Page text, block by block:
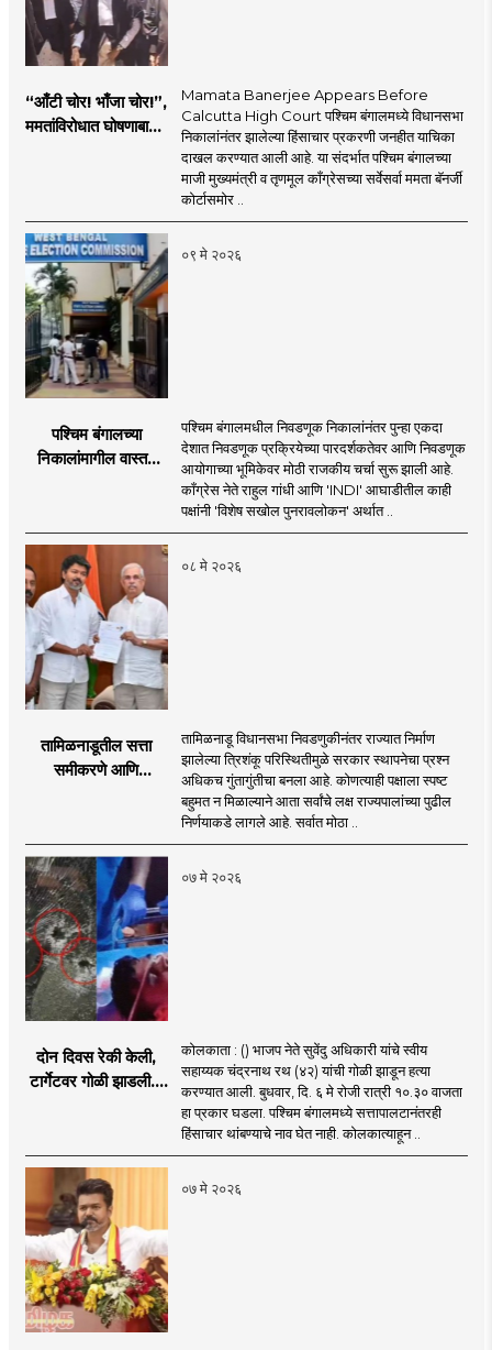
“आँटी चोर! भाँजा चोर!”,
ममतांविरोधात घोषणाबाजी,
Mamata Banerjee Appears Before
Calcutta High Court पश्चिम बंगालमध्ये विधानसभा
निकालांनंतर झालेल्या हिंसाचार प्रकरणी जनहीत याचिका
दाखल करण्यात आली आहे. या संदर्भात पश्चिम बंगालच्या
माजी मुख्यमंत्री व तृणमूल काँग्रेसच्या सर्वेसर्वा ममता बॅनर्जी
कोर्टासमोर ..
०९ मे २०२६
पश्चिम बंगालच्या
निकालांमागील वास्तव
पश्चिम बंगालमधील निवडणूक निकालांनंतर पुन्हा एकदा
देशात निवडणूक प्रक्रियेच्या पारदर्शकतेवर आणि निवडणूक
आयोगाच्या भूमिकेवर मोठी राजकीय चर्चा सुरू झाली आहे.
काँग्रेस नेते राहुल गांधी आणि 'INDI' आघाडीतील काही
पक्षांनी 'विशेष सखोल पुनरावलोकन' अर्थात ..
०८ मे २०२६
तामिळनाडूतील सत्ता
समीकरणे आणि
स्थापनेचा पेच आणि
राज्यपालांच्या भूमिकेभोवती
रंगलेली चर्चा
तामिळनाडू विधानसभा निवडणुकीनंतर राज्यात निर्माण
झालेल्या त्रिशंकू परिस्थितीमुळे सरकार स्थापनेचा प्रश्न
अधिकच गुंतागुंतीचा बनला आहे. कोणत्याही पक्षाला स्पष्ट
बहुमत न मिळाल्याने आता सर्वांचे लक्ष राज्यपालांच्या पुढील
निर्णयाकडे लागले आहे. सर्वात मोठा ..
०७ मे २०२६
दोन दिवस रेकी केली,
टार्गेटवर गोळी झाडली...
मर्डर?
कोलकाता : () भाजप नेते सुवेंदु अधिकारी यांचे स्वीय
सहाय्यक चंद्रनाथ रथ (४२) यांची गोळी झाडून हत्या
करण्यात आली. बुधवार, दि. ६ मे रोजी रात्री १०.३० वाजता
हा प्रकार घडला. पश्चिम बंगालमध्ये सत्तापालटानंतरही
हिंसाचार थांबण्याचे नाव घेत नाही. कोलकात्याहून ..
०७ मे २०२६